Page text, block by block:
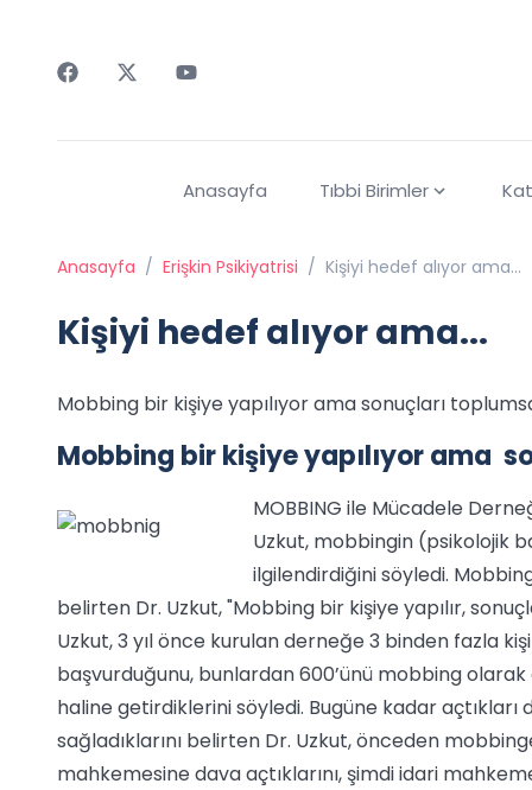
Anasayfa Tıbbi Birimler
Anasayfa / Erişkin Psikiyatrisi / Kişiyi hedef alıyor ama...
Kişiyi hedef alıyor ama...
Mobbing bir kişiye yapılıyor ama sonuçları
Mobbing bir kişiye yapılıyor ama
MOBBING ile Mücadele
Uzkut, mobbingin (psikolojik
ilgilendirdiğini söyledi.
belirten Dr. Uzkut, "Mobbing bir kişiye yapılır,
Uzkut, 3 yıl önce kurulan derneğe 3 binden fazla
başvurduğunu, bunlardan 600’ünü mobbing
haline getirdiklerini söyledi. Bugüne kadar
sağladıklarını belirten Dr. Uzkut, önceden
mahkemesine dava açtıklarını, şimdi idari